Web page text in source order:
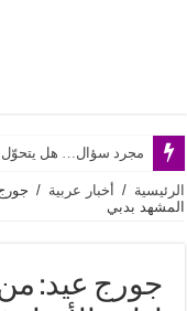
مجرد سؤال… هل يتحوّل
الرئيسية / أخبار عربية /
المشهد بدبي
جورج عيد: من